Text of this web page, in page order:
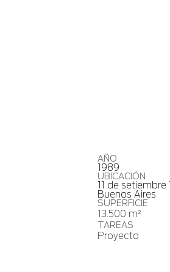
AÑO
1989
UBICACIÓN
11 de
Buenos Aires
SUPERFICIE
13.500 m²
TAREAS
Proyecto